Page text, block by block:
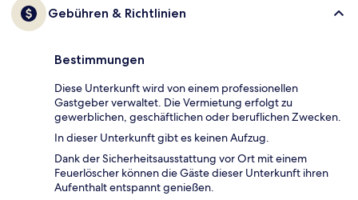
Gebühren & Richtlinien
Bestimmungen
Diese Unterkunft wird von einem professionellen
Gastgeber verwaltet. Die Vermietung erfolgt zu
gewerblichen, geschäftlichen oder beruflichen Zwecken.
In dieser Unterkunft gibt es keinen Aufzug.
Dank der Sicherheitsausstattung vor Ort mit einem
Feuerlöscher können die Gäste dieser Unterkunft ihren
Aufenthalt entspannt genießen.